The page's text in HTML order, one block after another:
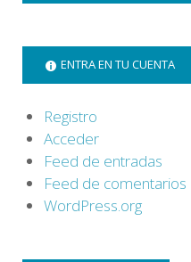
ENTRA EN TU CUENTA
Registro
Acceder
Feed de entradas
Feed de comentarios
WordPress.org